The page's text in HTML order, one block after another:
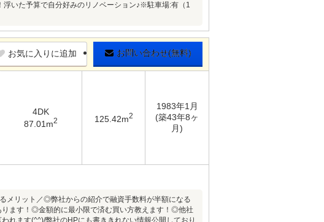
いた予算で自分好みのリノベーション♪※駐車場:有（1
お気に入りに追加 お問い合わせ(無料)
4DK
87.01m2 125.42m2
1983年1月
(築43年8ヶ
月)
メリット／◎弊社からの紹介で融資手数料が半額になる
ます！◎金額的に最小限で済む買い方教えます！◎他社
れます(^^)/弊社のHPにも書ききれない情報公開しており